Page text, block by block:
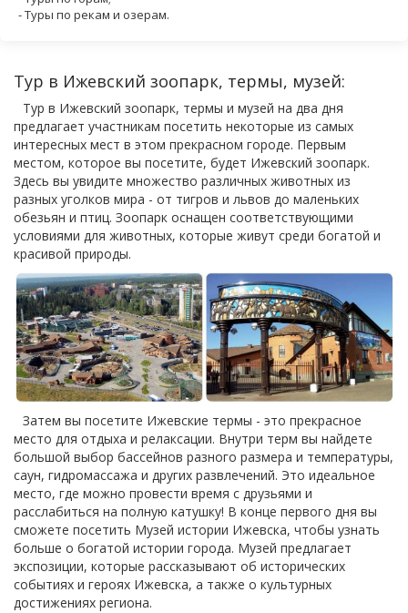
- Туры по рекам и озерам.
Тур в Ижевский зоопарк, термы, музей:
Тур в Ижевский зоопарк, термы и музей на два дня
предлагает участникам посетить некоторые из самых
интересных мест в этом прекрасном городе. Первым
местом, которое вы посетите, будет Ижевский зоопарк.
Здесь вы увидите множество различных животных из
разных уголков мира - от тигров и львов до маленьких
обезьян и птиц. Зоопарк оснащен соответствующими
условиями для животных, которые живут среди богатой и
красивой природы.
Затем вы посетите Ижевские термы - это прекрасное
место для отдыха и релаксации. Внутри терм вы найдете
большой выбор бассейнов разного размера и температуры,
саун, гидромассажа и других развлечений. Это идеальное
место, где можно провести время с друзьями и
расслабиться на полную катушку! В конце первого дня вы
сможете посетить Музей истории Ижевска, чтобы узнать
больше о богатой истории города. Музей предлагает
экспозиции, которые рассказывают об исторических
событиях и героях Ижевска, а также о культурных
достижениях региона.